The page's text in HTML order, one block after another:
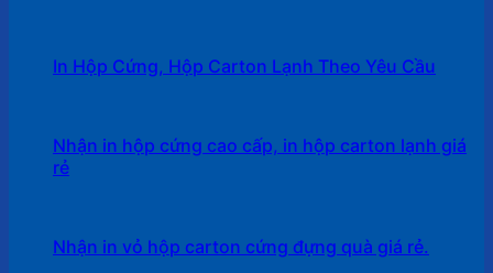
In Hộp Cứng, Hộp Carton Lạnh Theo Yêu Cầu
Nhận in hộp cứng cao cấp, in hộp carton lạnh giá
rẻ
Nhận in vỏ hộp carton cứng đựng quà giá rẻ.